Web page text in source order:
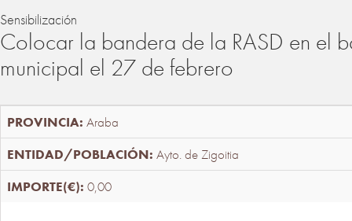
Sensibilización
Colocar la bandera de la RASD en el
municipal el 27 de febrero
Araba
Ayto. de Zigoitia
0,00